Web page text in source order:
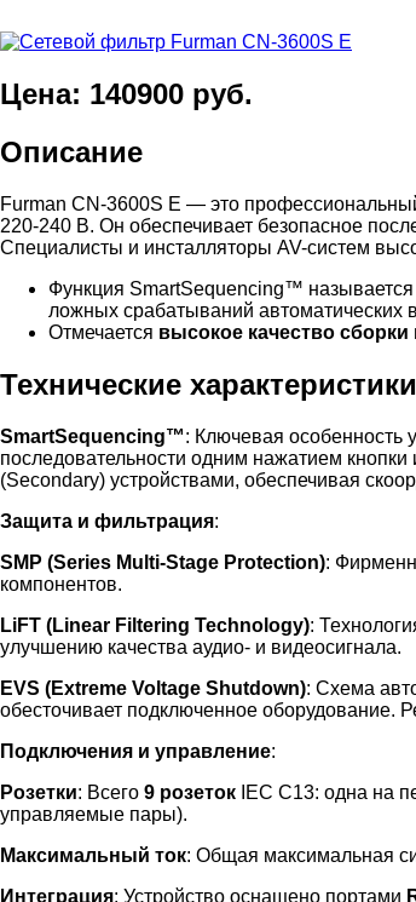
Цена: 140900 руб.
Описание
Furman CN-3600S E — это
220-240 В. Он обеспечивает безопасное
Специалисты и инсталляторы AV-систем
Функция SmartSequencing™
ложных срабатываний автоматических
Отмечается высокое качество сборки
Технические характеристики
SmartSequencing™: Ключевая особенность
последовательности одним нажатием
(Secondary) устройствами, обеспечивая
Защита и фильтрация:
SMP (Series Multi-Stage Protection):
компонентов.
LiFT (Linear Filtering Technology):
улучшению качества аудио- и видеосигнала.
EVS (Extreme Voltage Shutdown): Схема
обесточивает подключенное оборудование.
Подключения и управление:
Розетки: Всего 9 розеток IEC C13: одна на
управляемые пары).
Максимальный ток: Общая максимальная
Интеграция: Устройство оснащено портами